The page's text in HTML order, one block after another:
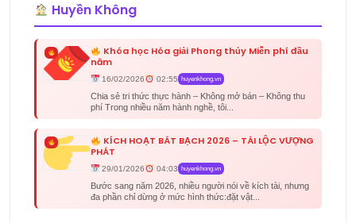
Huyền Không
Khóa học Hóa giải Phong thủy Miễn phí đầu
năm
16/02/2026 02:55 huyenkhong.vn
Chia sẻ tri thức thực hành – Không mở bán – Không thu
phí Trong nhiều năm hành nghề, tôi...
KÍCH HOẠT BÁT BẠCH 2026 – TÀI LỘC VƯỢNG
PHÁT
29/01/2026 04:03 huyenkhong.vn
Bước sang năm 2026, nhiều người nói về kích tài, nhưng
đa phần chỉ dừng ở mức hình thức:đặt vật...